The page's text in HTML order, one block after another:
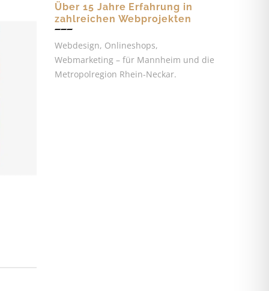
Über 15 Jahre Erfahrung in
zahlreichen Webprojekten
Webdesign, Onlineshops,
Webmarketing – für Mannheim und die
Metropolregion Rhein-Neckar.